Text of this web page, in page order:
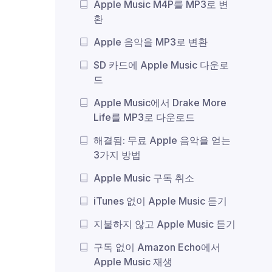
Apple Music M4P를 MP3로 변
환
Apple 음악을 MP3로 변환
SD 카드에 Apple Music 다운로
드
Apple Music에서 Drake More
Life를 MP3로 다운로드
해결됨: 무료 Apple 음악을 얻는
3가지 방법
Apple Music 구독 취소
iTunes 없이 Apple Music 듣기
지불하지 않고 Apple Music 듣기
구독 없이 Amazon Echo에서
Apple Music 재생